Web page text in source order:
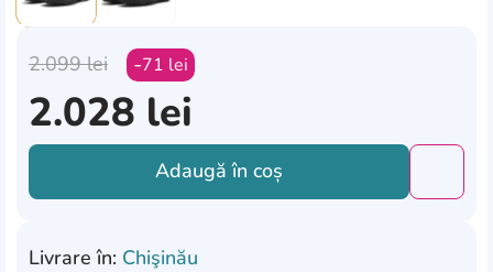
2.099lei 71 lei
2.028 lei
Adaugă în coș
Livrare în: Chişinău